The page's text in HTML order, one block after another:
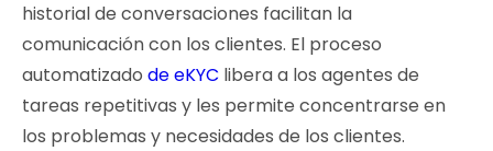
historial de conversaciones facilitan la
comunicación con los clientes. El proceso
automatizado de eKYC libera a los agentes de
tareas repetitivas y les permite concentrarse en
los problemas y necesidades de los clientes.